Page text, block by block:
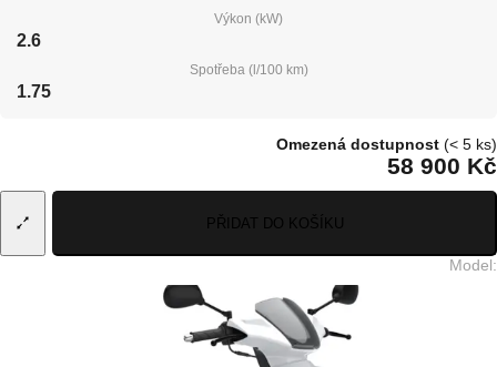
Výkon (kW)
2.6
Spotřeba (l/100 km)
1.75
Omezená dostupnost (< 5 ks)
58 900 Kč
PŘIDAT DO KOŠÍKU
Model: